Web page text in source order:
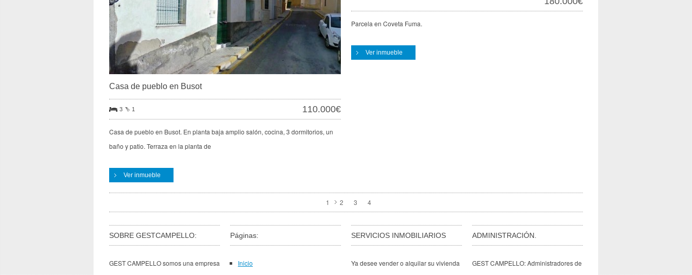
Casa de pueblo en Busot
3 1 110.000€
Casa de pueblo en Busot. En planta baja amplio salón, cocina, 3 dormitorios, un
baño y patio. Terraza en la planta de
Ver inmueble
Parcela en Coveta Fuma.
Ver inmueble
1 2 3 4
SOBRE GESTCAMPELLO:
GEST CAMPELLO somos una empresa
Páginas:
Inicio
SERVICIOS INMOBILIARIOS
Ya desee vender o alquilar su vivienda
ADMINISTRACIÓN.
GEST CAMPELLO: Administradores de